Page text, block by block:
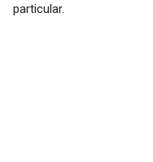
particular.